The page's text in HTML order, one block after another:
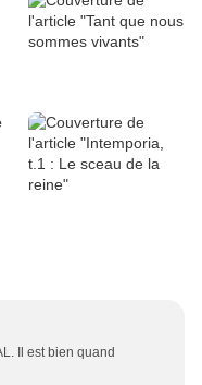
Il est bien quand